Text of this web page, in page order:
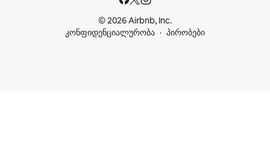
© 2026 Airbnb, Inc.
კონფიდენციალურობა
პირობები